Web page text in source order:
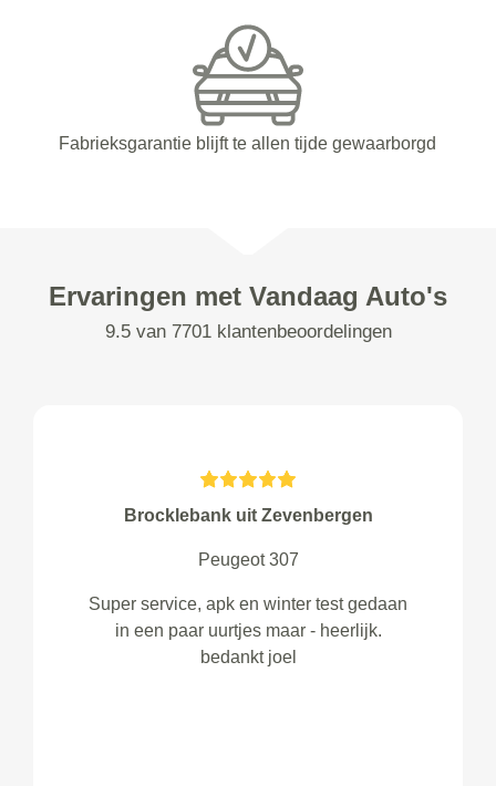
Fabrieksgarantie blijft te allen tijde gewaarborgd
Ervaringen met Vandaag Auto's
9.5 van 7701 klantenbeoordelingen
Brocklebank uit Zevenbergen
Peugeot 307
Super service, apk en winter test gedaan
in een paar uurtjes maar - heerlijk.
bedankt joel